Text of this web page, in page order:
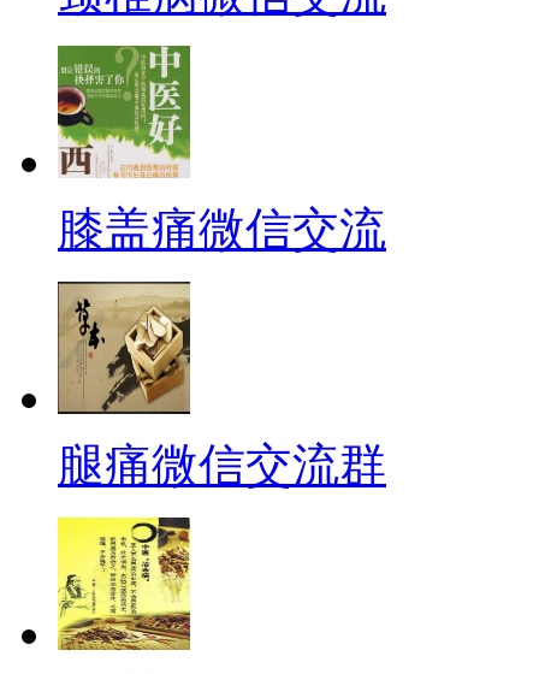
膝盖痛微信交流
腿痛微信交流群